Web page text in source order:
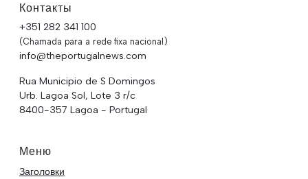
Контакты
+351 282 341 100
(Chamada para a rede fixa nacional)
info@theportugalnews.com
Rua Municipio de S Domingos
Urb. Lagoa Sol, Lote 3 r/c
8400-357 Lagoa - Portugal
Меню
Заголовки